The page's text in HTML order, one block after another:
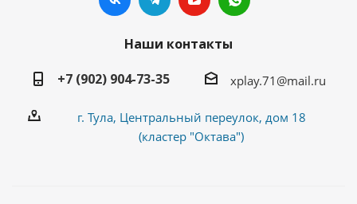
Наши контакты
+7 (902) 904-73-35
xplay.71@mail.ru
г. Тула, Центральный переулок, дом 18
(кластер "Октава")